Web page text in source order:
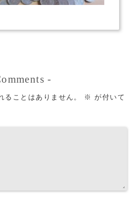
-
ることはありません。 ※ が付いて